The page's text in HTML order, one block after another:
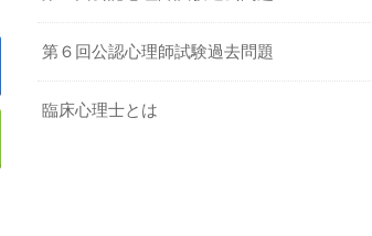
第６回公認心理師試験過去問題
臨床心理士とは